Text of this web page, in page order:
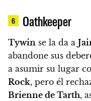
6 Oathkeeper
Tywin se la da a
abandone sus
a asumir su lugar
Rock, pero él
Brienne de Tarth,